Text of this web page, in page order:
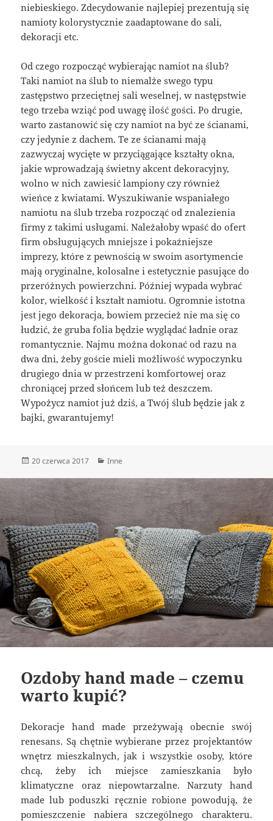
niebieskiego. Zdecydowanie najlepiej prezentują się
namioty kolorystycznie zaadaptowane do sali,
dekoracji etc.
Od czego rozpocząć wybierając namiot na ślub?
Taki namiot na ślub to niemalże swego typu
zastępstwo przeciętnej sali weselnej, w następstwie
tego trzeba wziąć pod uwagę ilość gości. Po drugie,
warto zastanowić się czy namiot na być ze ścianami,
czy jedynie z dachem. Te ze ścianami mają
zazwyczaj wycięte w przyciągające kształty okna,
jakie wprowadzają świetny akcent dekoracyjny,
wolno w nich zawiesić lampiony czy również
wieńce z kwiatami. Wyszukiwanie wspaniałego
namiotu na ślub trzeba rozpocząć od znalezienia
firmy z takimi usługami. Należałoby wpaść do ofert
firm obsługujących mniejsze i pokaźniejsze
imprezy, które z pewnością w swoim asortymencie
mają oryginalne, kolosalne i estetycznie pasujące do
przeróżnych powierzchni. Później wypada wybrać
kolor, wielkość i kształt namiotu. Ogromnie istotna
jest jego dekoracja, bowiem przecież nie ma się co
łudzić, że gruba folia będzie wyglądać ładnie oraz
romantycznie. Najmu można dokonać od razu na
dwa dni, żeby goście mieli możliwość wypoczynku
drugiego dnia w przestrzeni komfortowej oraz
chroniącej przed słońcem lub też deszczem.
Wypożycz namiot już dziś, a Twój ślub będzie jak z
bajki, gwarantujemy!
Data
20 czerwca 2017 Kategorie
Inne
Ozdoby hand made – czemu
warto kupić?
Dekoracje hand made przeżywają obecnie swój
renesans. Są chętnie wybierane przez projektantów
wnętrz mieszkalnych, jak i wszystkie osoby, które
chcą, żeby ich miejsce zamieszkania było
klimatyczne oraz niepowtarzalne. Narzuty hand
made lub poduszki ręcznie robione powodują, że
pomieszczenie nabiera szczególnego charakteru.